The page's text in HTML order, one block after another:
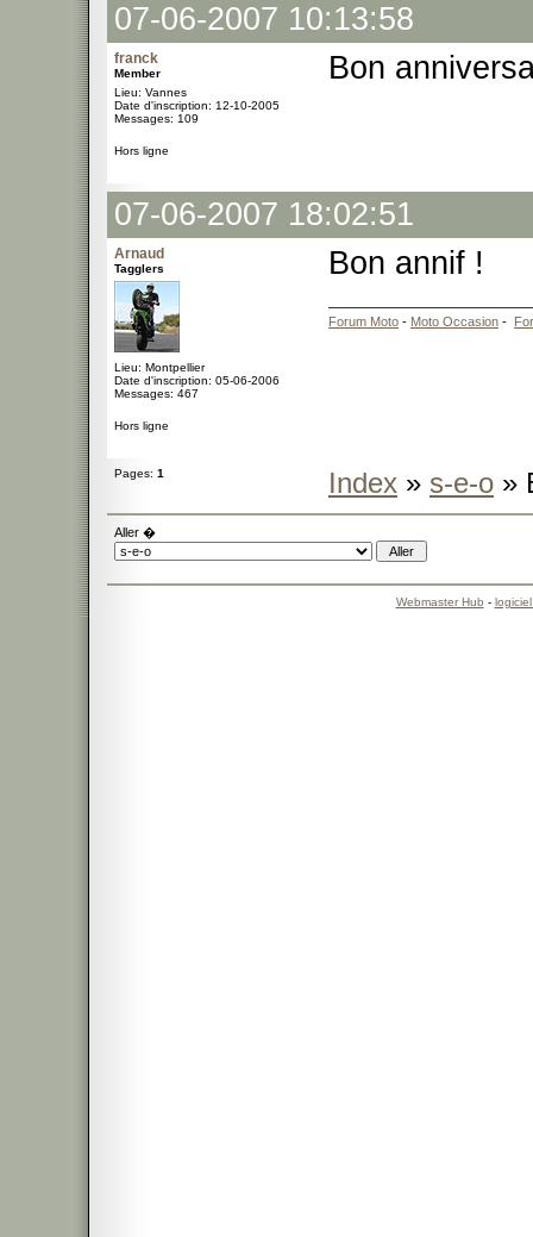
07-06-2007 10:13:58
franck
Member
Lieu: Vannes
Date d'inscription: 12-10-2005
Messages: 109
Bon
Hors ligne
07-06-2007 18:02:51
Arnaud
Tagglers
Lieu: Montpellier
Date d'inscription: 05-06-2006
Messages: 467
Bon annif !
Forum Moto - Moto Occasion -
Hors ligne
Pages: 1 Index » s-e-o »
Aller �
Webmaster Hub -